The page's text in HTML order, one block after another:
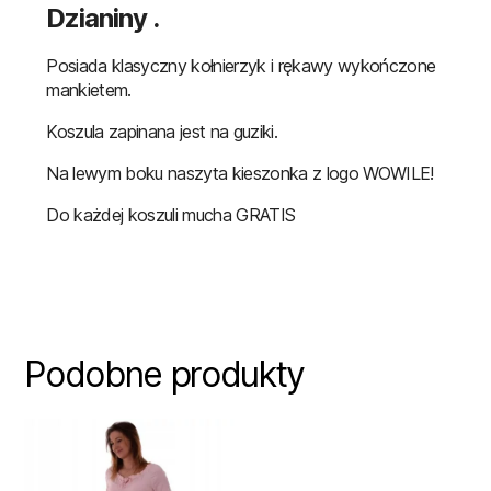
Dzianiny .
Posiada klasyczny kołnierzyk i rękawy wykończone
mankietem.
Koszula zapinana jest na guziki.
Na lewym boku naszyta kieszonka z logo WOWILE!
Do każdej koszuli mucha GRATIS
Podobne produkty